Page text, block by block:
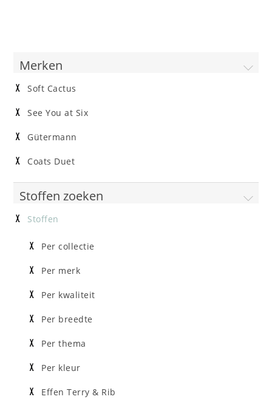
Merken
Soft Cactus
See You at Six
Gütermann
Coats Duet
Stoffen zoeken
Stoffen
Per collectie
Per merk
Per kwaliteit
Per breedte
Per thema
Per kleur
Effen Terry & Rib